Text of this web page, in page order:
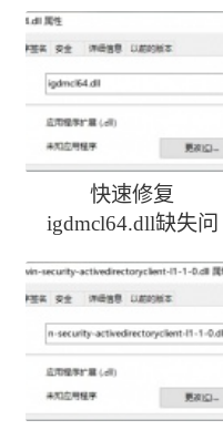
快速修复
igdmcl64.dll缺失问